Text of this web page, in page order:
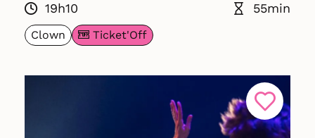
19h10
55min
Clown Ticket'Off